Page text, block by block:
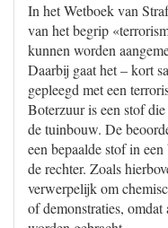
In het Wetboek van
van het begrip
kunnen worden
Daarbij gaat het – kort
gepleegd met een
Boterzuur is een stof
de tuinbouw. De
een bepaalde stof in
de rechter. Zoals
verwerpelijk om
of demonstraties,